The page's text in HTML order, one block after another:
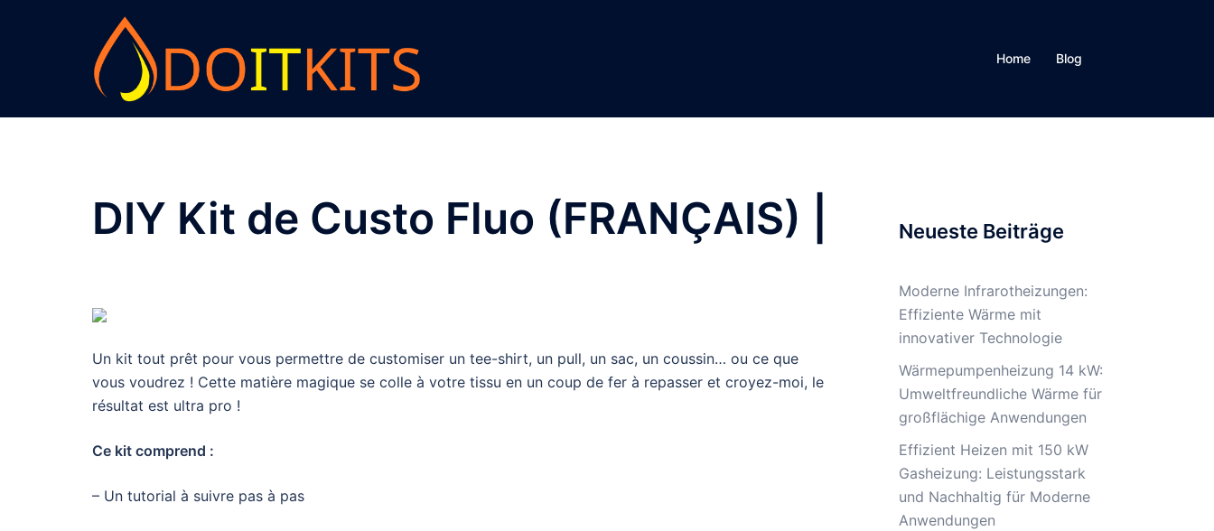
Home Blog
DIY Kit de Custo Fluo (FRANÇAIS) |
Un kit tout prêt pour vous permettre de customiser un tee-shirt, un pull, un sac, un coussin… ou ce que
vous voudrez ! Cette matière magique se colle à votre tissu en un coup de fer à repasser et croyez-moi, le
résultat est ultra pro !
Ce kit comprend :
– Un tutorial à suivre pas à pas
Neueste Beiträge
Moderne Infrarotheizungen:
Effiziente Wärme mit
innovativer Technologie
Wärmepumpenheizung 14 kW:
Umweltfreundliche Wärme für
großflächige Anwendungen
Effizient Heizen mit 150 kW
Gasheizung: Leistungsstark
und Nachhaltig für Moderne
Anwendungen